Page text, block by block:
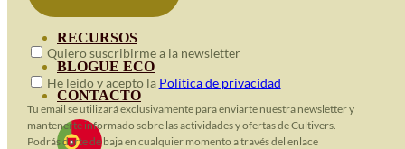
RECURSOS
BLOGUE ECO
CONTACTO
Quiero suscribirme a la newsletter
He leido y acepto la Política de privacidad
Tu email se utilizará exclusivamente para enviarte nuestra newsletter y
mantenerte informado sobre las actividades y ofertas de Cultivers.
Podrás darte de baja en cualquier momento a través del enlace